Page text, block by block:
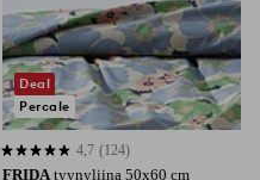
FRIDA tyynyliina 50x60 cm
4,7 perustuen 124 arvosanaan
4,7 (124)
Deal
Percale